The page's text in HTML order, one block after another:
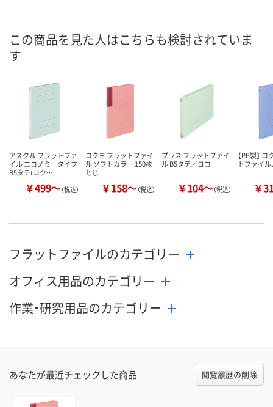
この商品を見た人はこちらも検討されていま
す
アスクル フラットファ
イル エコノミータイプ
B5タテ(コク…
￥499～（税込）
コクヨ フラットファイ
ル ソフトカラー 150枚
とじ
￥158～（税込）
プラス フラットファイ
ル B5タテ／ヨコ
￥104～（税込）
【PP製】
トファイ
￥
フラットファイルのカテゴリー
オフィス用品のカテゴリー
作業・研究用品のカテゴリー
あなたが最近チェックした商品 閲覧履歴の削除